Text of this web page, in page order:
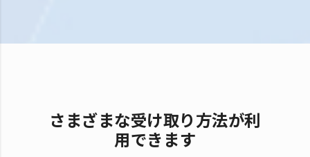
さまざまな受け取り方法が利
用できます